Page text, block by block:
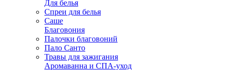
Для белья
Спреи для белья
Саше
Благовония
Палочки благовоний
Пало Санто
Травы для зажигания
Аромаванна и СПА-уход